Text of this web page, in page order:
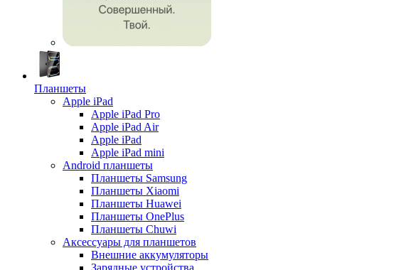
Планшеты
Apple iPad
Apple iPad Pro
Apple iPad Air
Apple iPad
Apple iPad mini
Android планшеты
Планшеты Samsung
Планшеты Xiaomi
Планшеты Huawei
Планшеты OnePlus
Планшеты Chuwi
Аксессуары для планшетов
Внешние аккумуляторы
Зарядные устройства